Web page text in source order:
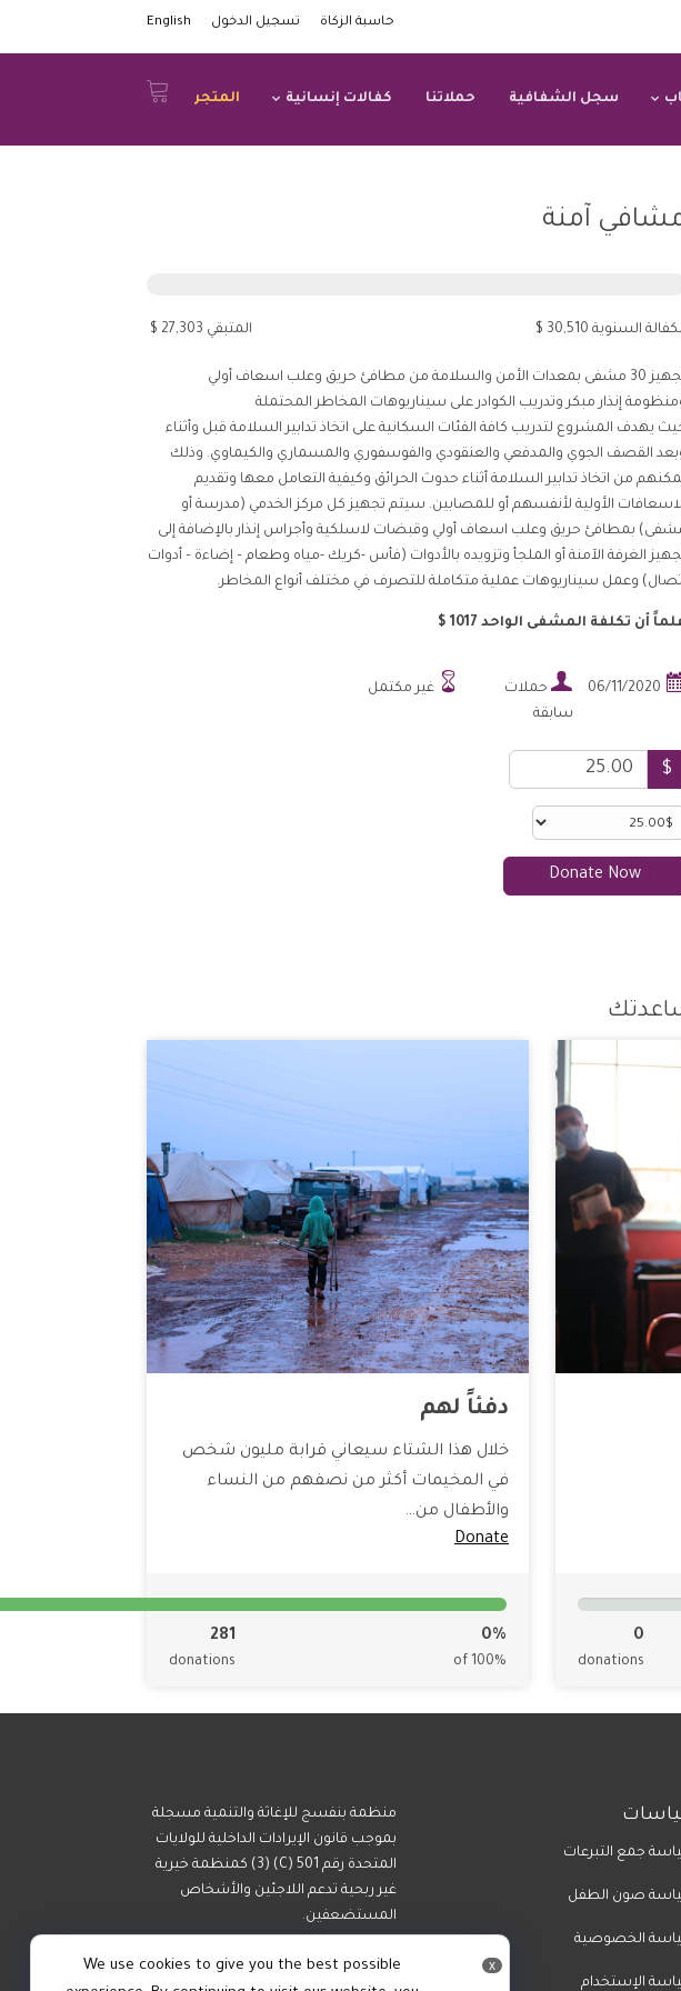
حاسبة الزكاة تسجيل الدخول English
سجل الشفافية حملاتنا كفالات إنسانية المتجر
آمنة
السنوية 30,510 $ المتبقي 27,303 $
تجهيز 30 مشفى بمعدات الأمن والسلامة من مطافئ حريق وعلب اسعاف أولي
إنذار مبكر وتدريب الكوادر على سيناريوهات المخاطر المحتملة
يهدف المشروع لتدريب كافة الفئات السكانية على اتخاذ تدابير السلامة قبل وأثناء
القصف الجوي والمدفعي والعنقودي والفوسفوري والمسماري والكيماوي. وذلك
من اتخاذ تدابير السلامة أثناء حدوث الحرائق وكيفية التعامل معها وتقديم
اﻷولية ﻷنفسهم أو للمصابين. سيتم تجهيز كل مركز الخدمي (مدرسة أو
بمطافئ حريق وعلب اسعاف أولي وقبضات لاسلكية وأجراس إنذار بالإضافة إلى
الغرفة الآمنة أو الملجأ وتزويده بالأدوات (فأس -كريك -مياه وطعام – إضاءة – أدوات
وعمل سيناريوهات عملية متكاملة للتصرف في مختلف أنواع المخاطر.
أن تكلفة المشفى الواحد 1017 $
06/11/2020
 حملات
سابقة
 غير مكتمل
$
Donate Now
0
donations
دفئاً لهم
خلال هذا الشتاء سيعاني قرابة مليون شخص
في المخيمات أكثر من نصفهم من النساء
والأطفال من…
Donate
0%
of 100%
281
donations
جمع التبرعات
صون الطفل
الخصوصية
الإستخدام
منظمة بنفسج للإغاثة والتنمية مسجلة
بموجب قانون الإيرادات الداخلية للولايات
المتحدة رقم 501 (C) (3) كمنظمة خيرية
غير ربحية تدعم اللاجئين والأشخاص
المستضعفين.
x
We use cookies to give you the best possible